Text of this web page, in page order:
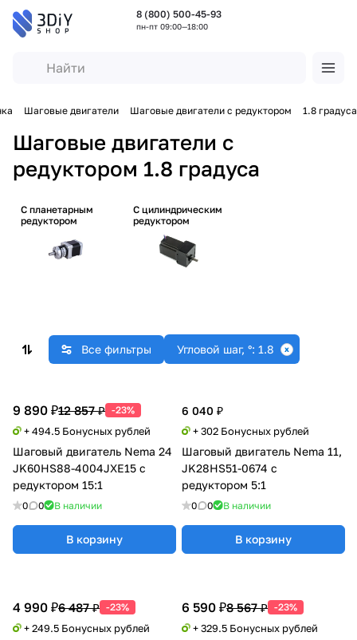
8 (800) 500-45-93
пн-пт 09:00—18:00
Шаговые двигатели Шаговые двигатели с редуктором 1.8 градуса
Шаговые двигатели с
редуктором 1.8 градуса
C планетарным
редуктором
C цилиндрическим
редуктором
Все фильтры Угловой шаг, °: 1.8
9 890 ₽12 857 ₽ -23%
+ 494.5 Бонусных рублей
Шаговый двигатель Nema 24
JK60HS88-4004JXE15 с
редуктором 15:1
0 0 В наличии
В корзину
6 040 ₽
+ 302 Бонусных рублей
Шаговый двигатель Nema 11,
JK28HS51-0674 с
редуктором 5:1
0 0 В наличии
В корзину
4 990 ₽6 487 ₽ -23%
+ 249.5 Бонусных рублей
6 590 ₽8 567 ₽ -23%
+ 329.5 Бонусных рублей